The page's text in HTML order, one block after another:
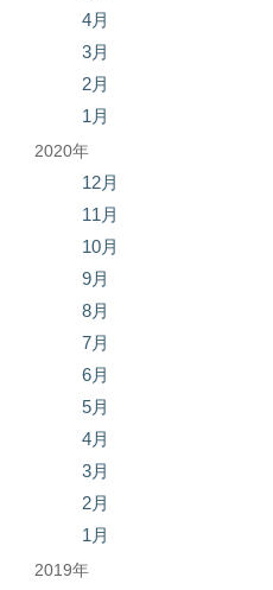
4月
3月
2月
1月
2020年
12月
11月
10月
9月
8月
7月
6月
5月
4月
3月
2月
1月
2019年